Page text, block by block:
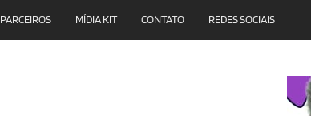
PARCEIROS MÍDIA KIT CONTATO REDES SOCIAIS